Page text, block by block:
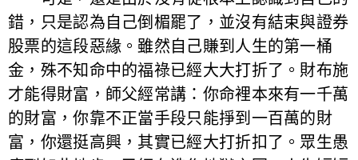
錯，只是認為自己倒楣罷了，並沒有結束與證券
股票的這段惡緣。雖然自己賺到人生的第一桶
金，殊不知命中的福祿已經大大打折了。財布施
才能得財富，師父經常講：你命裡本來有一千萬
的財富，你靠不正當手段只能掙到一百萬的財
富，你還挺高興，其實已經大打折扣了。眾生愚